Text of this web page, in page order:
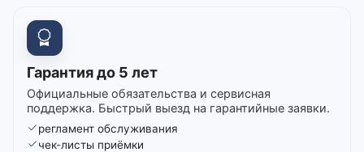
Гарантия до 5 лет
Официальные обязательства и сервисная
поддержка. Быстрый выезд на гарантийные заявки.
регламент обслуживания
чек-листы приёмки